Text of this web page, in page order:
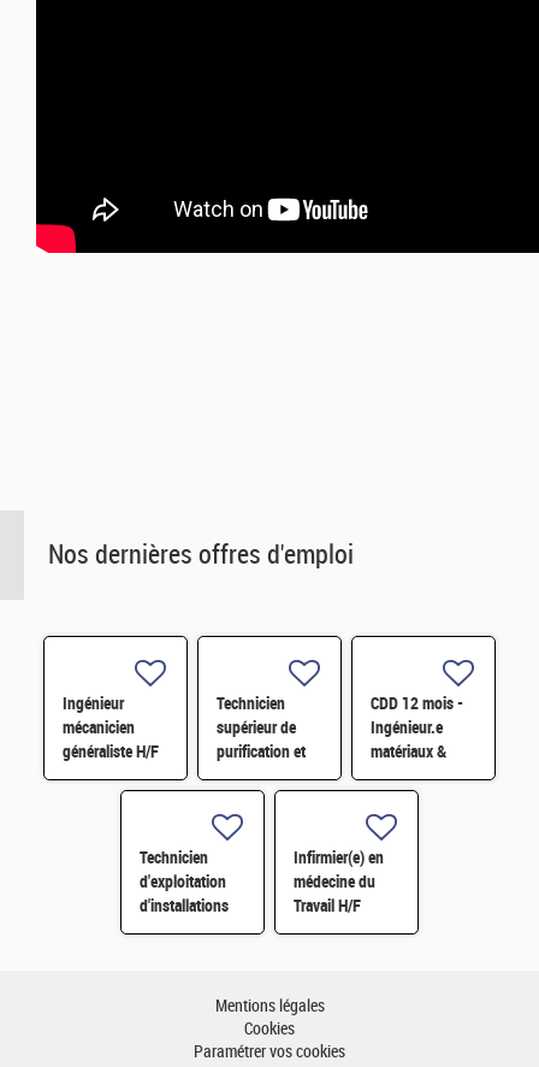
Nos dernières offres d'emploi
Ingénieur
mécanicien
généraliste H/F
Technicien
supérieur de
purification et
fabrication en
chaine blindée
H/F
CDD 12 mois -
Ingénieur.e
matériaux &
soudage H/F
Technicien
d'exploitation
d'installations
H/F
Infirmier(e) en
médecine du
Travail H/F
Mentions légales
Cookies
Paramétrer vos cookies